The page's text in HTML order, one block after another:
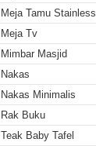
Meja Tamu Stainless
Meja Tv
Mimbar Masjid
Nakas
Nakas Minimalis
Rak Buku
Teak Baby Tafel